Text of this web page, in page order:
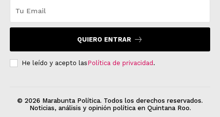
QUIERO ENTRAR
He leído y acepto lasPolítica de privacidad .
© 2026 Marabunta Política. Todos los derechos reservados.
Noticias, análisis y opinión política en Quintana Roo.